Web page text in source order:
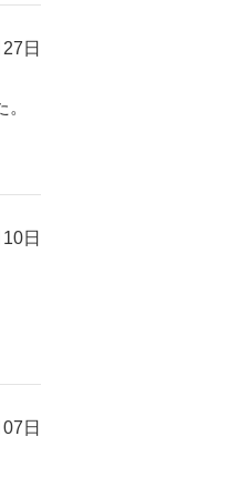
日
日
日